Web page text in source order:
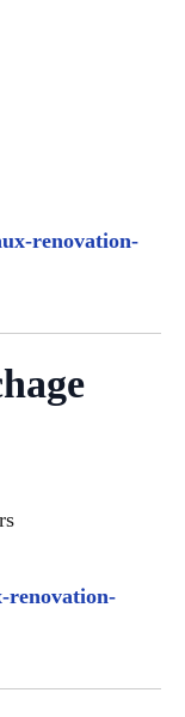
renovation-
renovation-